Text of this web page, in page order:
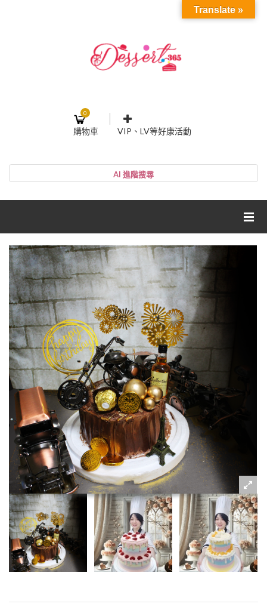
0
購物車 VIP、LV等好康活動
帳號
記住我
忘記密碼
網紅媽咪蛋糕心得分享
粉絲好康
加入甜點廚師接單平台
Translate »